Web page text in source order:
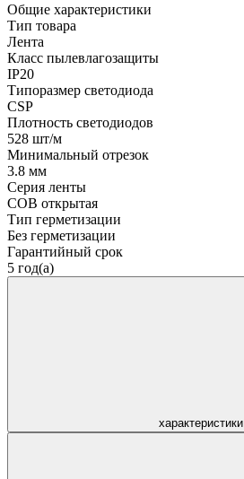
Общие характеристики
Тип товара
Лента
Класс пылевлагозащиты
IP20
Типоразмер светодиода
CSP
Плотность светодиодов
528 шт/м
Минимальный отрезок
3.8 мм
Серия ленты
COB открытая
Тип герметизации
Без герметизации
Гарантийный срок
5 год(а)
характеристики